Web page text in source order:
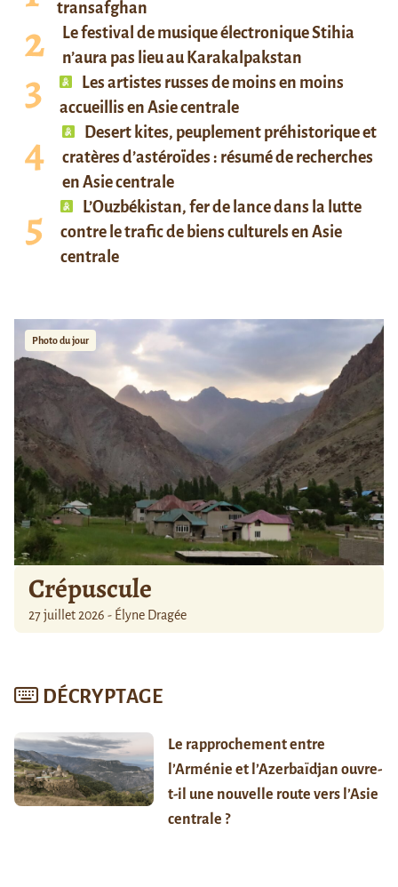
transafghan
Le festival de musique électronique Stihia
n’aura pas lieu au Karakalpakstan
Les artistes russes de moins en moins
accueillis en Asie centrale
Desert kites, peuplement préhistorique et
cratères d’astéroïdes : résumé de recherches
en Asie centrale
L’Ouzbékistan, fer de lance dans la lutte
contre le trafic de biens culturels en Asie
centrale
Photo du jour
Crépuscule
27 juillet 2026 - Élyne Dragée
DÉCRYPTAGE
Le rapprochement entre
l’Arménie et l’Azerbaïdjan ouvre-
t-il une nouvelle route vers l’Asie
centrale ?